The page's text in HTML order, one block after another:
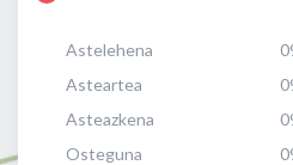
Astelehena
Asteartea
Asteazkena
Osteguna